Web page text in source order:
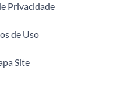
Privacidade
de Uso
Site